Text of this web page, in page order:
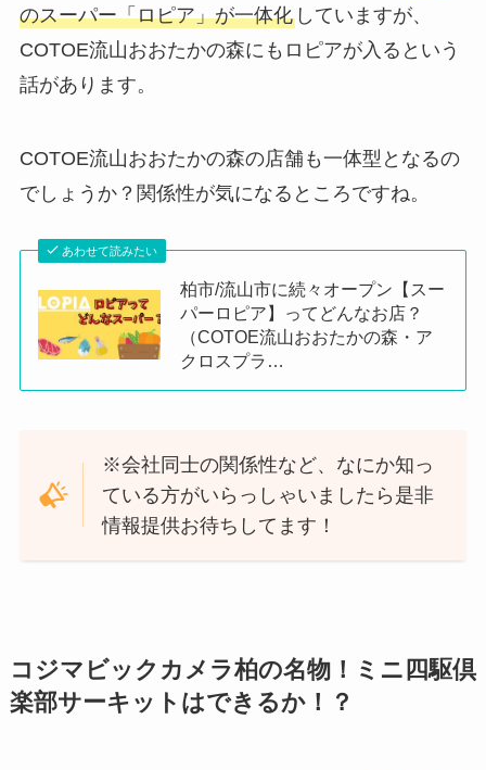
のスーパー「ロピア」が一体化していますが、
COTOE流山おおたかの森にもロピアが入るという
話があります。
COTOE流山おおたかの森の店舗も一体型となるの
でしょうか？関係性が気になるところですね。
あわせて読みたい
柏市/流山市に続々オープン【スー
パーロピア】ってどんなお店？
（COTOE流山おおたかの森・ア
クロスプラ…
※会社同士の関係性など、なにか知っ
ている方がいらっしゃいましたら是非
情報提供お待ちしてます！
コジマビックカメラ柏の名物！ミニ四駆倶
楽部サーキットはできるか！？